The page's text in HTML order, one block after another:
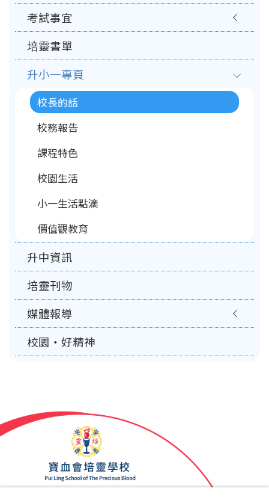
考試事宜
培靈書單
升小一專頁
校長的話
校務報告
課程特色
校園生活
小一生活點滴
價值觀教育
升中資訊
培靈刊物
媒體報導
校園‧好精神